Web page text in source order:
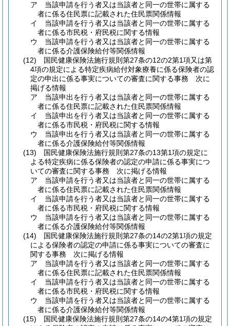
ア
当該申請を行う者又は当該者と同一の世帯に属する
者に係る住民票に記載された住民票関係情報
イ
当該申請を行う者又は当該者と同一の世帯に属する
者に係る市民税・府民税に関する情報
ウ
当該申請を行う者又は当該者と同一の世帯に属する
者に係る介護保険給付等関係情報
(12)
国民健康保険法施行規則第27条の12の2第1項又は第
4項の規定による特定疾病給付対象療養に係る保険者の認
定の申出に係る事実についての審査に関する事務 次に
掲げる情報
ア
当該申出を行う者又は当該者と同一の世帯に属する
者に係る住民票に記載された住民票関係情報
イ
当該申出を行う者又は当該者と同一の世帯に属する
者に係る市民税・府民税に関する情報
ウ
当該申出を行う者又は当該者と同一の世帯に属する
者に係る介護保険給付等関係情報
(13)
国民健康保険法施行規則第27条の13第1項の規定に
よる特定疾病に係る保険者の認定の申請に係る事実につ
いての審査に関する事務 次に掲げる情報
ア
当該申請を行う者又は当該者と同一の世帯に属する
者に係る住民票に記載された住民票関係情報
イ
当該申請を行う者又は当該者と同一の世帯に属する
者に係る市民税・府民税に関する情報
ウ
当該申請を行う者又は当該者と同一の世帯に属する
者に係る介護保険給付等関係情報
(14)
国民健康保険法施行規則第27条の14の2第1項の規定
による保険者の認定の申請に係る事実についての審査に
関する事務 次に掲げる情報
ア
当該申請を行う者又は当該者と同一の世帯に属する
者に係る住民票に記載された住民票関係情報
イ
当該申請を行う者又は当該者と同一の世帯に属する
者に係る市民税・府民税に関する情報
ウ
当該申請を行う者又は当該者と同一の世帯に属する
者に係る介護保険給付等関係情報
(15)
国民健康保険法施行規則第27条の14の4第1項の規定